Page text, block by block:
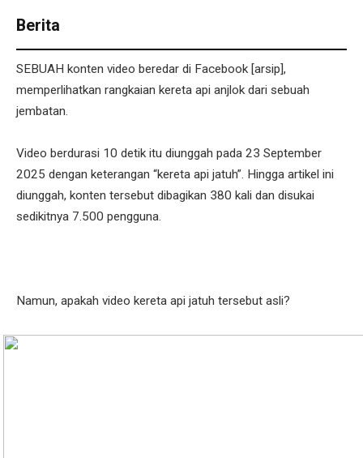
Berita
SEBUAH konten video beredar di Facebook [arsip],
memperlihatkan rangkaian kereta api anjlok dari sebuah
jembatan.
Video berdurasi 10 detik itu diunggah pada 23 September
2025 dengan keterangan “kereta api jatuh”. Hingga artikel ini
diunggah, konten tersebut dibagikan 380 kali dan disukai
sedikitnya 7.500 pengguna.
Namun, apakah video kereta api jatuh tersebut asli?